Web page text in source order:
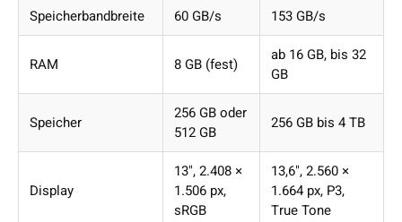
Speicherbandbreite 60 GB/s 153 GB/s
RAM 8 GB (fest)
ab 16 GB, bis 32
GB
Speicher
256 GB oder
512 GB
256 GB bis 4 TB
Display
13", 2.408 ×
1.506 px,
sRGB
13,6", 2.560 ×
1.664 px, P3,
True Tone